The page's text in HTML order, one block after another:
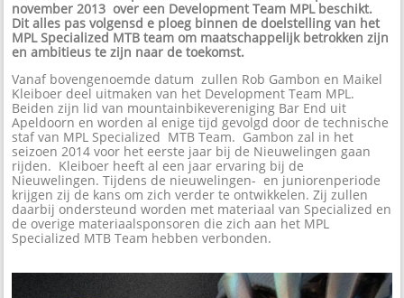
november 2013 over een Development Team MPL beschikt.
Dit alles pas volgensd e ploeg binnen de doelstelling van het
MPL Specialized MTB team om maatschappelijk betrokken zijn
en ambitieus te zijn naar de toekomst.
Vanaf bovengenoemde datum zullen Rob Gambon en Maikel
Kleiboer deel uitmaken van het Development Team MPL.
Beiden zijn lid van mountainbikevereniging Bar End uit
Apeldoorn en worden al enige tijd gevolgd door de technische
staf van MPL Specialized MTB Team. Gambon zal in het
seizoen 2014 voor het eerste jaar bij de Nieuwelingen gaan
rijden. Kleiboer heeft al een jaar ervaring bij de
Nieuwelingen. Tijdens de nieuwelingen- en juniorenperiode
krijgen zij de kans om zich verder te ontwikkelen. Zij zullen
daarbij ondersteund worden met materiaal van Specialized en
de overige materiaalsponsoren die zich aan het MPL
Specialized MTB Team hebben verbonden.